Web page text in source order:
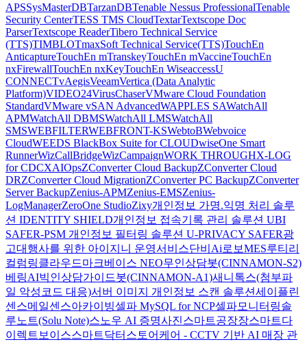
APSSysMasterDBTarzanDBTenable Nessus ProfessionalTenable
Security CenterTESS TMS CloudTextarTextscope Doc
ParserTextscope ReaderTibero Technical Service
(TTS)TIMBLOTmaxSoft Technical Service(TTS)TouchEn
AnticaptureTouchEn mTranskeyTouchEn mVaccineTouchEn
nxFirewallTouchEn nxKeyTouchEn WiseaccessU
CONNECTvAegisVeeamVertica (Data Analytic
Platform)VIDEO24VirusChaserVMware Cloud Foundation
StandardVMware vSAN AdvancedWAPPLES SAWatchAll
APMWatchAll DBMSWatchAll LMSWatchAll
SMSWEBFILTERWEBFRONT-KSWebtoBWebvoice
CloudWEEDS BlackBox Suite for CLOUDwiseOne Smart
RunnerWizCallBridgeWizCampaignWORK THROUGHX-LOG
for CDCXAIOpsZConverter Cloud BackupZConverter Cloud
DRZConverter Cloud MigrationZConverter PC BackupZConverter
Server BackupZenius-APMZenius-EMSZenius-
LogManagerZeroOne StudioZixy개인정보 가명.익명 처리 솔루
션 IDENTITY SHIELD개인정보 접속기록 관리 솔루션 UBI
SAFER-PSM 개인정보 필터링 솔루션 U-PRIVACY SAFER광
고대행사를 위한 아이지니 운영서비스단비Ai로보MES루티 리
컬럼링클라우드마크베이스 NEO무인상담봇(CINNAMON-S2)
베링AI빅인상담가이드봇(CINNAMON-A1)새니톡스(첨부파
일 악성코드 대응)서버 이미지 개인정보 스캔 솔루션세이플린
센스메일센스아카이빙셀파 MySQL for NCP셀파모니터링솔
루노트(Solu Note)스노우 AI 증명사진스마트공장장스마트다
이렉트보이스스마트닥터 스토어케어 - CCTV 기반 AI 매장 관